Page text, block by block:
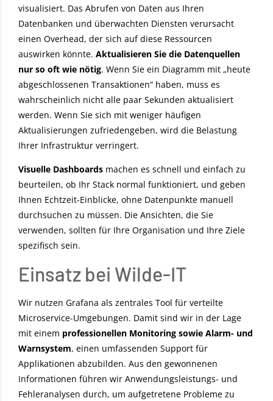
visualisiert. Das Abrufen von Daten aus Ihren
Datenbanken und überwachten Diensten verursacht
einen Overhead, der sich auf diese Ressourcen
auswirken könnte. Aktualisieren Sie die Datenquellen
nur so oft wie nötig. Wenn Sie ein Diagramm mit „heute
abgeschlossenen Transaktionen“ haben, muss es
wahrscheinlich nicht alle paar Sekunden aktualisiert
werden. Wenn Sie sich mit weniger häufigen
Aktualisierungen zufriedengeben, wird die Belastung
Ihrer Infrastruktur verringert.
Visuelle Dashboards machen es schnell und einfach zu
beurteilen, ob Ihr Stack normal funktioniert, und geben
Ihnen Echtzeit-Einblicke, ohne Datenpunkte manuell
durchsuchen zu müssen. Die Ansichten, die Sie
verwenden, sollten für Ihre Organisation und Ihre Ziele
spezifisch sein.
Einsatz bei Wilde-IT
Wir nutzen Grafana als zentrales Tool für verteilte
Microservice-Umgebungen. Damit sind wir in der Lage
mit einem professionellen Monitoring sowie Alarm- und
Warnsystem, einen umfassenden Support für
Applikationen abzubilden. Aus den gewonnenen
Informationen führen wir Anwendungsleistungs- und
Fehleranalysen durch, um aufgetretene Probleme zu